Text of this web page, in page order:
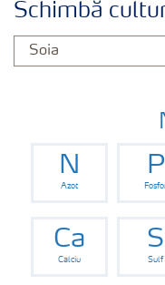
Produse
Norme de siguranță
Publicații
Schimbă
N
Azot
P
Ca
Calciu
S
Sulf